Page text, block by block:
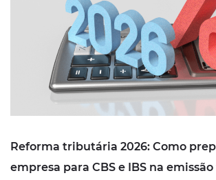
Reforma tributária 2026: Como
empresa para CBS e IBS na